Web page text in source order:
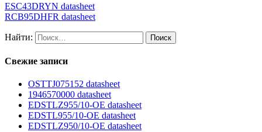
ESC43DRYN datasheet
RCB95DHFR datasheet
Найти:
Свежие записи
OSTTJ075152 datasheet
1946570000 datasheet
EDSTLZ955/10-OE datasheet
EDSTL955/10-OE datasheet
EDSTLZ950/10-OE datasheet